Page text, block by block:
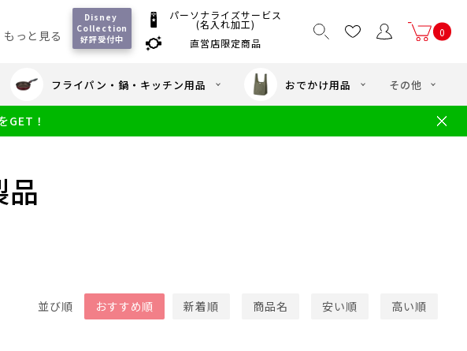
もっと見る
以上送料無料
サーモスのeギフト
ギフトのご案内
Disney
Collection
好評受付中
パーソナライズサービス
(名入れ加工)
直営店限定商品
け水筒
0
フライパン・鍋・キッチン用品 おでかけ用品 その他
GET！
品
並び順 おすすめ順 新着順 商品名 安い順 高い順